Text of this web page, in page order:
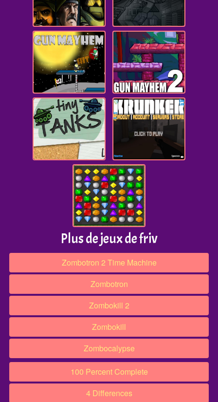
Plus de jeux de friv
Zombotron 2 Time Machine
Zombotron
Zombokill 2
Zombokill
Zombocalypse
100 Percent Complete
4 Differences